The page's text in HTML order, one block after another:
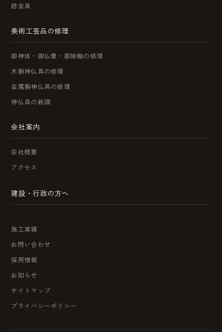
錺金具
美術工芸品の修理
御神体・御仏像・御掛軸の修理
木製神仏具の修理
金属製神仏具の修理
神仏具の新調
会社案内
会社概要
アクセス
建設・行政の方へ
施工実績
お問い合わせ
採用情報
お知らせ
サイトマップ
プライバシーポリシー